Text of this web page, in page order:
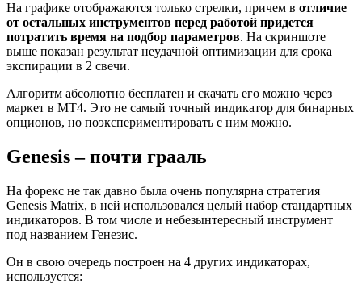
На графике отображаются только стрелки, причем в отличие
от остальных инструментов перед работой придется
потратить время на подбор параметров. На скриншоте
выше показан результат неудачной оптимизации для срока
экспирации в 2 свечи.
Алгоритм абсолютно бесплатен и скачать его можно через
маркет в МТ4. Это не самый точный индикатор для бинарных
опционов, но поэкспериментировать с ним можно.
Genesis – почти грааль
На форекс не так давно была очень популярна стратегия
Genesis Matrix, в ней использовался целый набор стандартных
индикаторов. В том числе и небезынтересный инструмент
под названием Генезис.
Он в свою очередь построен на 4 других индикаторах,
используется: